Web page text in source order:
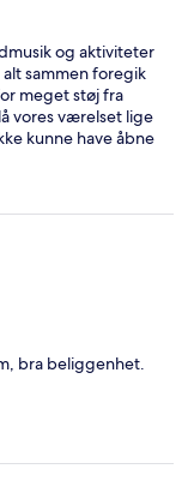
og aktiviteter
sammen foregik
meget støj fra
vores værelset lige
kunne have åbne
mennesker
børne have.
bra beliggenhet.